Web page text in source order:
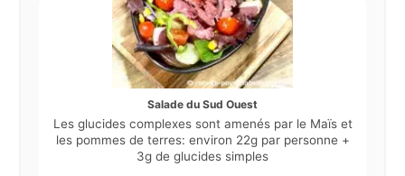
Salade du Sud Ouest
Les glucides complexes sont amenés par le Maïs et
les pommes de terres: environ 22g par personne +
3g de glucides simples